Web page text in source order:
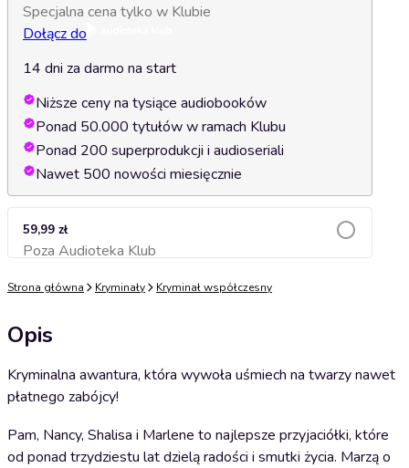
Specjalna cena tylko w Klubie
Dołącz do
14 dni za darmo na start
Niższe ceny na tysiące audiobooków
Ponad 50.000 tytułów w ramach Klubu
Ponad 200 superprodukcji i audioseriali
Nawet 500 nowości miesięcznie
59,99 zł
Poza Audioteka KlubDodaj do koszyka
Strona główna Kryminały Kryminał współczesny
Opis
Kryminalna awantura, która wywoła uśmiech na twarzy nawet
płatnego zabójcy!
Pam, Nancy, Shalisa i Marlene to najlepsze przyjaciółki, które
od ponad trzydziestu lat dzielą radości i smutki życia. Marzą o